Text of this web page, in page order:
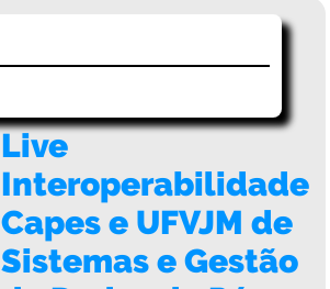
Live
Interoperabilidade
Capes e UFVJM de
Sistemas e Gestão